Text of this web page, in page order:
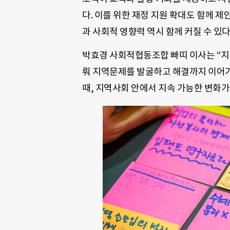
다. 이를 위한 재정 지원 확대도 함께
과 사회적 영향력 역시 함께 커질 수 있
박효경 사회적협동조합 빠띠 이사는 “
뤄 지역문제를 발굴하고 해결까지 이
때, 지역사회 안에서 지속 가능한 변화